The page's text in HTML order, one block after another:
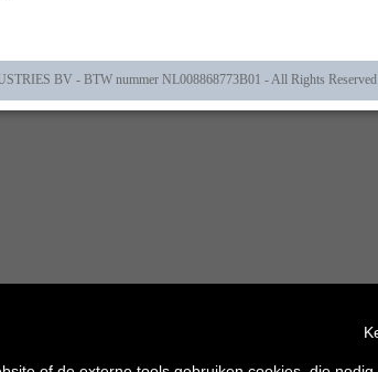
BV - BTW nummer NL008868773B01 - All Rights Reserved